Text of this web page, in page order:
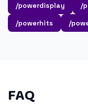
/powerdisplay
/
/powerhits
/
FAQ